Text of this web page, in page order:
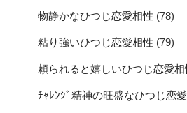
物静かなひつじ恋愛相性 (78)
粘り強いひつじ恋愛相性 (79)
頼られると嬉しいひつじ恋愛相
ﾁｬﾚﾝｼﾞ精神の旺盛なひつじ恋